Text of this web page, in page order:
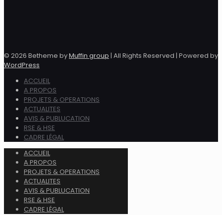
© 2026 Betheme byMuffin group | All Rights Reserved | Powered by
WordPress
ACCUEIL
A PROPOS
PROJETS & OPERATIONS
ACTUALITES
AVIS & PUBLUCATION
RSE & HSE
CADRE LÉGAL
ACCUEIL
A PROPOS
PROJETS & OPERATIONS
ACTUALITES
AVIS & PUBLUCATION
RSE & HSE
CADRE LÉGAL